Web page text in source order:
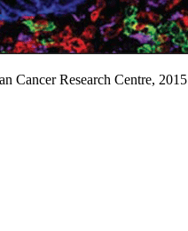
Cancer Research Centre, 2015